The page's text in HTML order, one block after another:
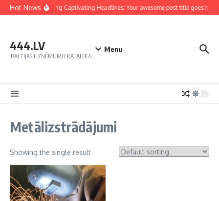
Hot NewsCrafting Captivating Headlines: Your awesome post title goes here
444.LV
BALTIJAS UZŅĒMUMU KATALOGS
Menu
Metālizstrādājumi
Showing the single result